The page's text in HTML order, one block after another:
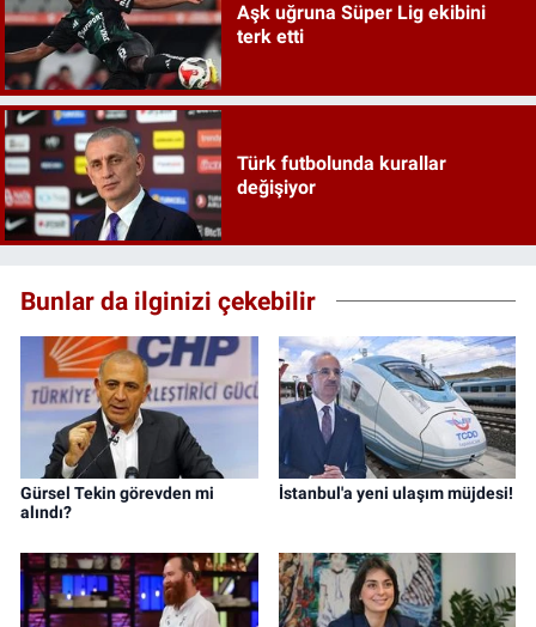
Aşk uğruna Süper Lig ekibini
terk etti
Türk futbolunda kurallar
değişiyor
Bunlar da ilginizi çekebilir
Gürsel Tekin görevden mi
alındı?
İstanbul'a yeni ulaşım müjdesi!